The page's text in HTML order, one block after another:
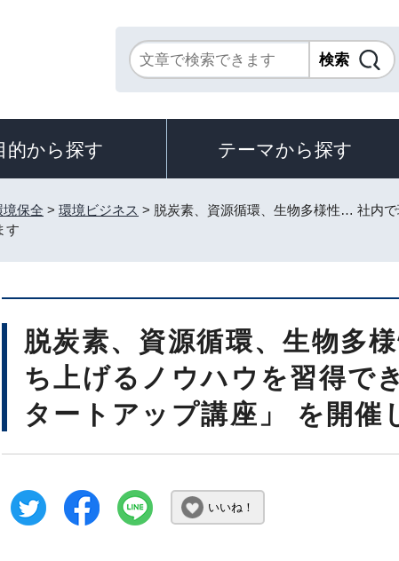
的から探す テーマから探す
境保全 > 環境ビジネス > 脱炭素、資源循環、生物多様性… 社内
す
脱炭素、資源循環、生物多
ち上げるノウハウを習得で
タートアップ講座」 を開催
いいね！